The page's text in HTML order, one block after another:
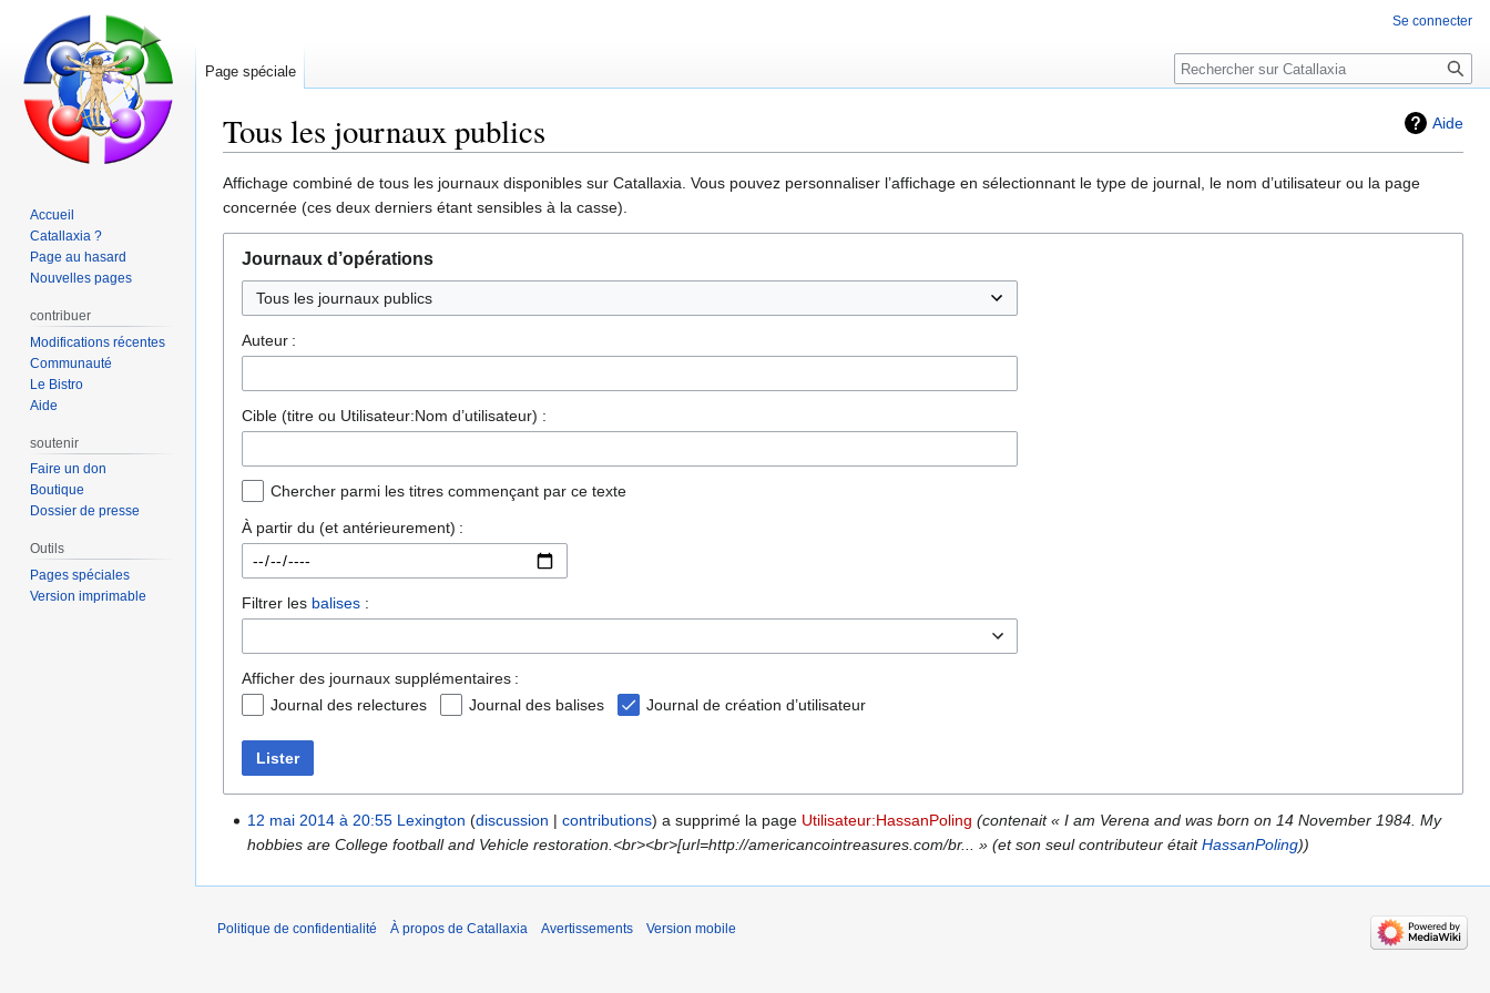
Aide
Tous les journaux publics
Aller
à
la
navigation
Aller
à
la
recherche
Affichage combiné de tous les journaux disponibles sur Catallaxia. Vous pouvez personnaliser l’affichage en sélectionnant le type de journal, le nom d’utilisateur ou la page
concernée (ces deux derniers étant sensibles à la casse).
Journaux d’opérations
Auteur :
Cible (titre ou Utilisateur:Nom d’utilisateur) :
Chercher parmi les titres commençant par ce texte
À partir du (et antérieurement) :
Filtrer les balises :
Afficher des journaux supplémentaires :
Journal des relectures
Journal des balises Journal de création d’utilisateur
Lister
12 mai 2014 à 20:55 Lexington discussion contributions a supprimé la page Utilisateur:HassanPoling (contenait « I am Verena and was born on 14 November 1984. My
hobbies are College football and Vehicle restoration.<br><br>[url=http://americancointreasures.com/br... » (et son seul contributeur étaitHassanPoling))
Se connecter
Page spéciale Rechercher
Accueil
Catallaxia ?
Page au hasard
Nouvelles pages
contribuer
Modifications récentes
Communauté
Le Bistro
Aide
soutenir
Faire un don
Boutique
Dossier de presse
Outils
Pages spéciales
Version imprimable
Politique de confidentialité À propos de Catallaxia Avertissements Version mobile